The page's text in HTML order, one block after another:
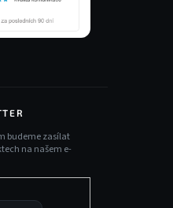
budeme zasílat
na našem e-